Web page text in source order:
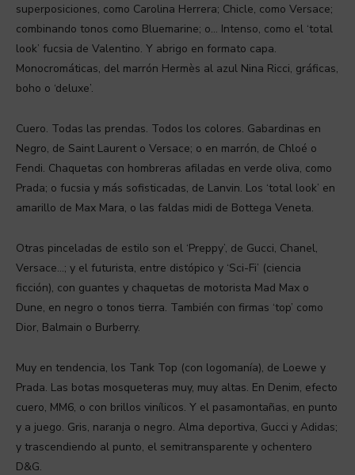
superposiciones, como Carolina Herrera; Chicle, como Versace;
combinando tonos como Bluemarine; o… Intenso, como el ‘total
look’ fucsia de Valentino. Y abrigo en formato capa.
Monocromáticas, del marrón Hermès al azul Nina Ricci, gráficas,
boho o ‘deluxe’.
Cuero. Todas las prendas. Todos los colores. Gabardinas en
Negro, de Saint Laurent o Versace; o en marrón, de Chloé o
Fendi. Chaquetas con hombreras afiladas en verde oliva, como
Prada; o fucsia y más sofisticadas, de Lanvin. Los ‘total look’ en
amarillo de Max Mara, o las faldas midi de Bottega Veneta.
Otras pinceladas de estilo son el ‘Preppy’, de Gucci, Chanel,
Versace…; y el futurista, entre distópico y ‘Sci-Fi’ (ciencia
ficción), con guantes y chaquetas de motorista Mad Max o
Dune, en negro o tonos tierra. También con firmas ‘top’ como
Dior, Balmain o Burberry.
Muy en tendencia, los Tank Top (con logomanía), de Loewe y
Prada. Las botas mosqueteras muy, muy altas. En Denim, efecto
cuero, MM6, o con brillos vinílicos. Y el pasamontañas, en punto
y a juego. Gris, naranja o negro. Alma deportiva, Gucci y Adidas;
y trascendiendo al punto, el semitransparente y ochentero
D&G.